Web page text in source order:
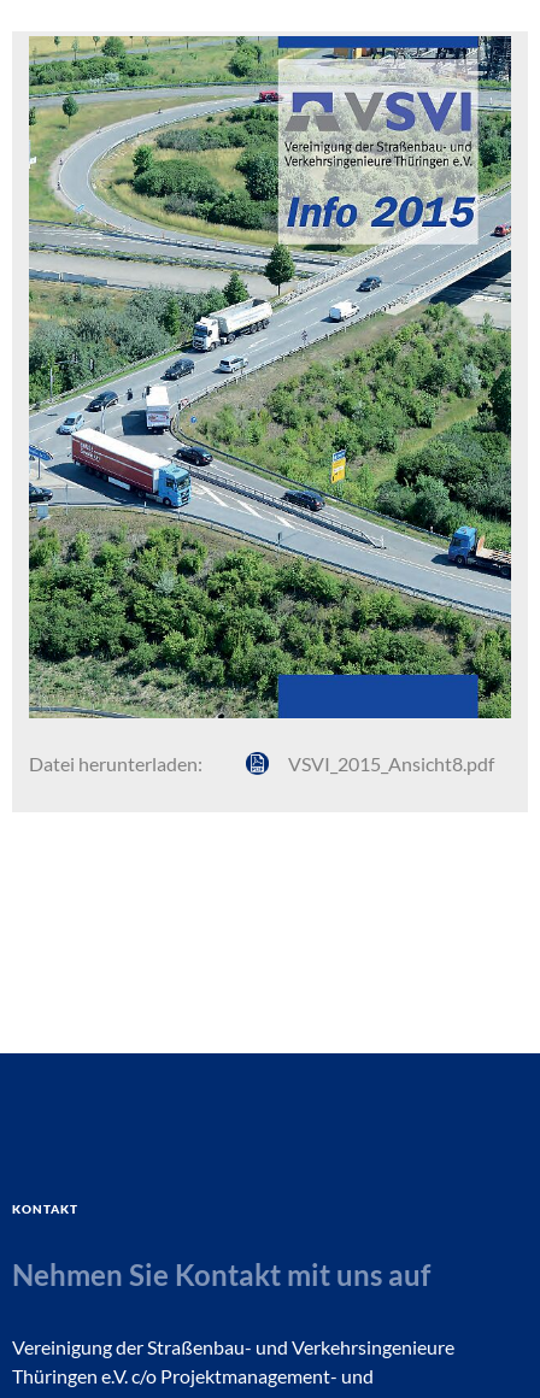
Datei herunterladen: VSVI_2015_Ansicht8.pdf
Kontakt
Nehmen Sie Kontakt mit uns auf
Vereinigung der Straßenbau- und Verkehrsingenieure
Thüringen e.V. c/o Projektmanagement- und